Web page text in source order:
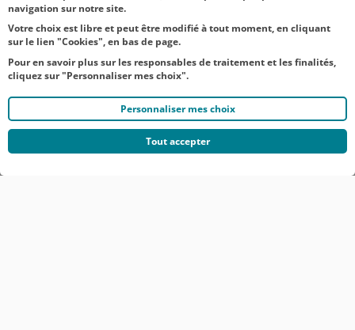
navigation sur notre site.
Votre choix est libre et peut être modifié à tout moment, en cliquant
sur le lien "Cookies", en bas de page.
Pour en savoir plus sur les responsables de traitement et les finalités,
cliquez sur "Personnaliser mes choix".
Personnaliser mes choix
Tout accepter